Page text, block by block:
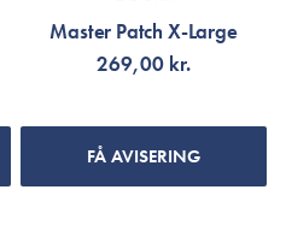
Master Patch X-Large
269,00 kr.
FÅ AVISERING